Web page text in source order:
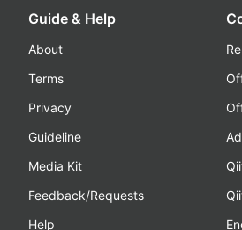
Guide & Help
About
Terms
Privacy
Guideline
Media Kit
Feedback/Requests
Help